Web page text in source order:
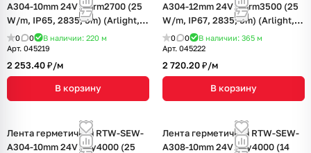
A304-10mm 24V Warm2700 (25
W/m, IP65, 2835, 5m) (Arlight, 5
лет)
0 0 В наличии: 220 м
Арт. 045219
2 253.40 ₽/м
В корзину
A304-12mm 24V Warm3500 (25
W/m, IP67, 2835, 5m) (Arlight, 5
лет)
0 0 В наличии: 365 м
Арт. 045222
2 720.20 ₽/м
В корзину
Лента герметичная RTW-SEW-
A304-10mm 24V Day4000 (25
Лента герметичная RTW-SEW-
A308-10mm 24V Day4000 (14